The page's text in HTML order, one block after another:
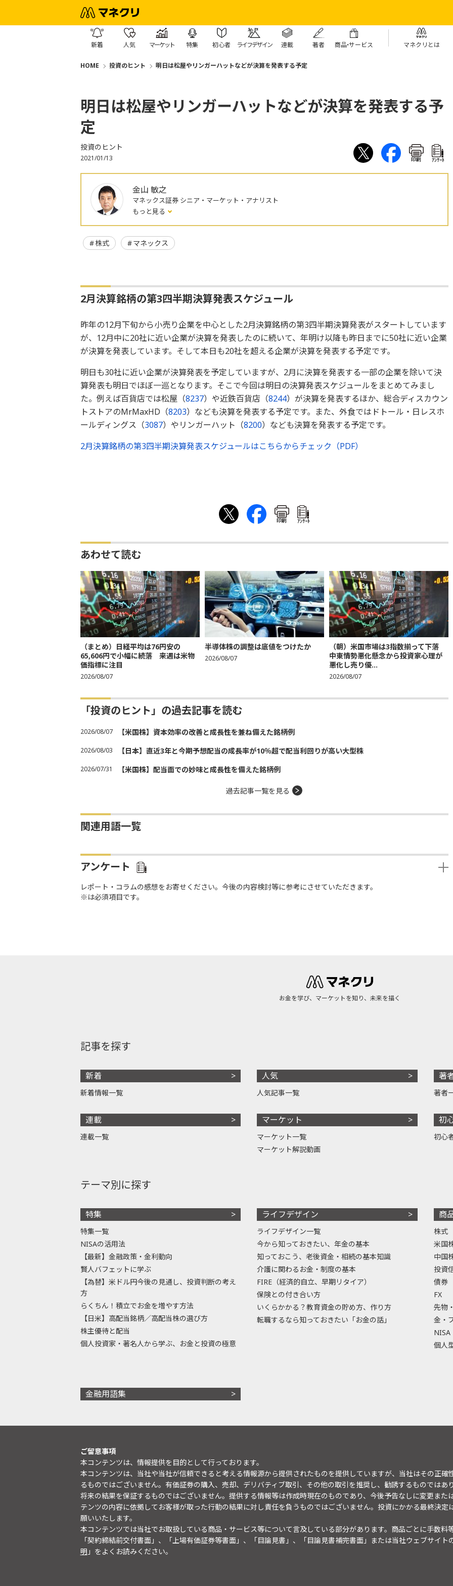
新着 人気 マーケット 特集 初心者 ライフデザイン 連載 著者 商品・サービス マネクリとは
HOME 投資のヒント 明日は松屋やリンガーハットなどが決算を発表する予定
明日は松屋やリンガーハットなどが決算を発表する予
定
投資のヒント
2021/01/13 印刷 ｱﾝｹｰﾄ
金山 敏之
マネックス証券 シニア・マーケット・アナリスト
もっと見る
株式 マネックス
2月決算銘柄の第3四半期決算発表スケジュール
昨年の12月下旬から小売り企業を中心とした2月決算銘柄の第3四半期決算発表がスタートしています
が、12月中に20社に近い企業が決算を発表したのに続いて、年明け以降も昨日までに50社に近い企業
が決算を発表しています。そして本日も20社を超える企業が決算を発表する予定です。
明日も30社に近い企業が決算発表を予定していますが、2月に決算を発表する一部の企業を除いて決
算発表も明日でほぼ一巡となります。そこで今回は明日の決算発表スケジュールをまとめてみまし
た。例えば百貨店では松屋（8237）や近鉄百貨店（8244）が決算を発表するほか、総合ディスカウン
トストアのMrMaxHD（8203）なども決算を発表する予定です。また、外食ではドトール・日レスホ
ールディングス（3087）やリンガーハット（8200）なども決算を発表する予定です。
2月決算銘柄の第3四半期決算発表スケジュールはこちらからチェック（PDF）
印刷 ｱﾝｹｰﾄ
あわせて読む
（まとめ）日経平均は76円安の
65,606円で小幅に続落 来週は米物
価指標に注目
2026/08/07
半導体株の調整は底値をつけたか
2026/08/07
（朝）米国市場は3指数揃って下落
中東情勢悪化懸念から投資家心理が
悪化し売り優...
2026/08/07
「投資のヒント」の過去記事を読む
2026/08/07 【米国株】資本効率の改善と成長性を兼ね備えた銘柄例
2026/08/03 【日本】直近3年と今期予想配当の成長率が10％超で配当利回りが高い大型株
2026/07/31 【米国株】配当面での妙味と成長性を備えた銘柄例
過去記事一覧を見る
関連用語一覧
アンケート
レポート・コラムの感想をお寄せください。今後の内容検討等に参考にさせていただきます。
※は必須項目です。
お金を学び、マーケットを知り、未来を描く
記事を探す
新着
新着情報一覧
連載
連載一覧
人気
人気記事一覧
マーケット
マーケット一覧
マーケット解説動画
著
著者
初
初心
テーマ別に探す
特集
特集一覧
NISAの活用法
【最新】金融政策・金利動向
賢人バフェットに学ぶ
【為替】米ドル円今後の見通し、投資判断の考え
方
らくちん！積立でお金を増やす方法
【日米】高配当銘柄／高配当株の選び方
株主優待と配当
個人投資家・著名人から学ぶ、お金と投資の極意
ライフデザイン
ライフデザイン一覧
今から知っておきたい、年金の基本
知っておこう、老後資金・相続の基本知識
介護に関わるお金・制度の基本
FIRE（経済的自立、早期リタイア）
保険との付き合い方
いくらかかる？教育資金の貯め方、作り方
転職するなら知っておきたい「お金の話」
商
株式
米国
中国
投資
債券
FX
先物
金・
NISA
個人
金融用語集
ご留意事項
本コンテンツは、情報提供を目的として行っております。
本コンテンツは、当社や当社が信頼できると考える情報源から提供されたものを提供していますが、当社はその正
るものではございません。有価証券の購入、売却、デリバティブ取引、その他の取引を推奨し、勧誘するものではあ
将来の結果を保証するものではございません。提供する情報等は作成時現在のものであり、今後予告なしに変更また
テンツの内容に依拠してお客様が取った行動の結果に対し責任を負うものではございません。投資にかかる最終決
願いいたします。
本コンテンツでは当社でお取扱している商品・サービス等について言及している部分があります。商品ごとに手数料
「契約締結前交付書面」、「上場有価証券等書面」、「目論見書」、「目論見書補完書面」または当社ウェブサイト
明 」をよくお読みください。